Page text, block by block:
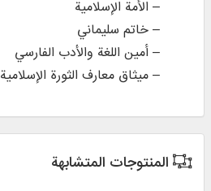
– الأمة الإسلامية
– خاتم سليماني
– أمين اللغة والأدب الفارسي
– ميثاق معارف الثورة الإسلامية
المنتوجات المتشابهة